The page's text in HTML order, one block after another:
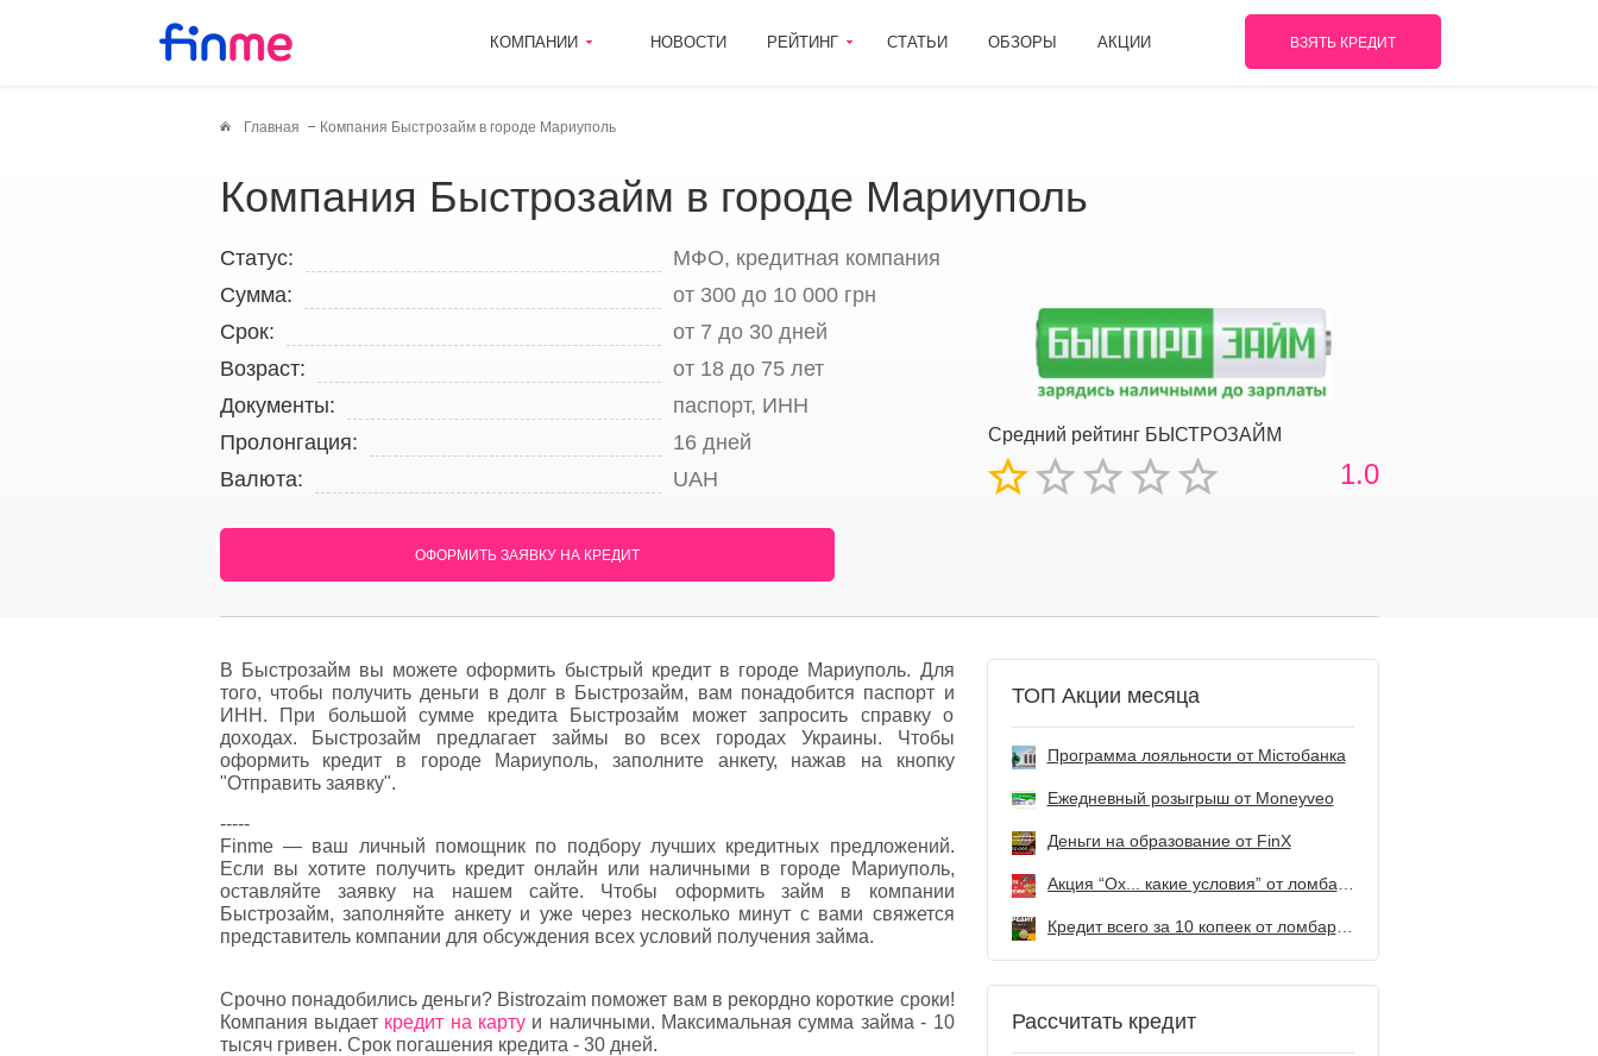
КОМПАНИИ НОВОСТИ РЕЙТИНГ СТАТЬИ ОБЗОРЫ АКЦИИ ВЗЯТЬ КРЕДИТ
Главная Компания Быстрозайм в городе Мариуполь
Компания Быстрозайм в городе Мариуполь
Средний рейтинг БЫСТРОЗАЙМ
1.0
Статус:
МФО, кредитная компания
Сумма:
от 300 до 10 000 грн
Срок:
от 7 до 30 дней
Возраст:
от 18 до 75 лет
Документы:
паспорт, ИНН
Пролонгация:
16 дней
Валюта:
UAH
ОФОРМИТЬ ЗАЯВКУ НА КРЕДИТ
В Быстрозайм вы можете оформить быстрый кредит в городе Мариуполь. Для
того, чтобы получить деньги в долг в Быстрозайм, вам понадобится паспорт и
ИНН. При большой сумме кредита Быстрозайм может запросить справку о
доходах. Быстрозайм предлагает займы во всех городах Украины. Чтобы
оформить кредит в городе Мариуполь, заполните анкету, нажав на кнопку
"Отправить заявку".
-----
Finme — ваш личный помощник по подбору лучших кредитных предложений.
Если вы хотите получить кредит онлайн или наличными в городе Мариуполь,
оставляйте заявку на нашем сайте. Чтобы оформить займ в компании
Быстрозайм, заполняйте анкету и уже через несколько минут с вами свяжется
представитель компании для обсуждения всех условий получения займа.
Срочно понадобились деньги? Bistrozaim поможет вам в рекордно короткие сроки!
Компания выдает кредит на картуи наличными. Максимальная сумма займа - 10
тысяч гривен. Срок погашения кредита - 30 дней.
ТОП Акции месяца
Программа лояльности от Містобанка
Ежедневный розыгрыш от Мoneyveo
Деньги на образование от FinX
Кредит всего за 10 копеек от ломбарда Первый
Рассчитать кредит